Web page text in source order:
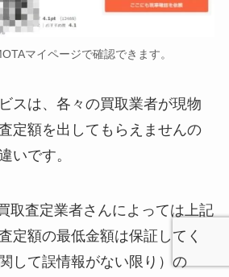
マイページで確認できます。
スは、各々の買取業者が現物
定額を出してもらえませんの
いです。
取査定業者さんによっては上記
定額の最低金額は保証してく
して誤情報がない限り）の